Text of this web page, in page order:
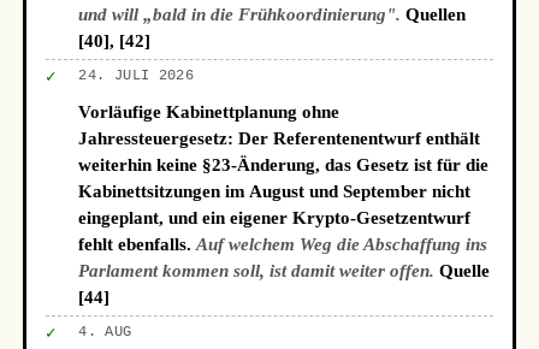
und will „bald in die Frühkoordinierung". Quellen
[40], [42]
✓ 24. JULI 2026
Vorläufige Kabinettplanung ohne
Jahressteuergesetz: Der Referentenentwurf enthält
weiterhin keine §23-Änderung, das Gesetz ist für die
Kabinettsitzungen im August und September nicht
eingeplant, und ein eigener Krypto-Gesetzentwurf
fehlt ebenfalls.Auf welchem Weg die Abschaffung ins
Parlament kommen soll, ist damit weiter offen. Quelle
[44]
✓ 4. AUG